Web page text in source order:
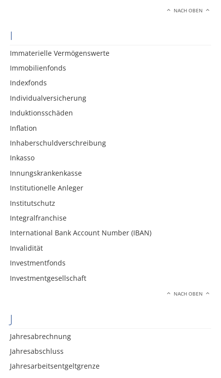
NACH OBEN
I
Immaterielle Vermögenswerte
Immobilienfonds
Indexfonds
Individualversicherung
Induktionsschäden
Inflation
Inhaberschuldverschreibung
Inkasso
Innungskrankenkasse
Institutionelle Anleger
Institutschutz
Integralfranchise
International Bank Account Number (IBAN)
Invalidität
Investmentfonds
Investmentgesellschaft
NACH OBEN
J
Jahresabrechnung
Jahresabschluss
Jahresarbeitsentgeltgrenze